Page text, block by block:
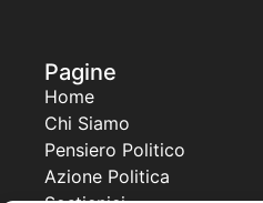
Pagine
Home
Chi Siamo
Pensiero Politico
Azione Politica